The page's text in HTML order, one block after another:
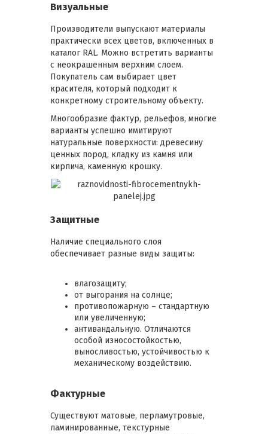
Визуальные
Производители выпускают материалы
практически всех цветов, включенных в
каталог RAL. Можно встретить варианты
с неокрашенным верхним слоем.
Покупатель сам выбирает цвет
красителя, который подходит к
конкретному строительному объекту.
Многообразие фактур, рельефов, многие
варианты успешно имитируют
натуральные поверхности: древесину
ценных пород, кладку из камня или
кирпича, каменную крошку.
Защитные
Наличие специального слоя
обеспечивает разные виды защиты:
влагозащиту;
от выгорания на солнце;
противопожарную – стандартную
или увеличенную;
антивандальную. Отличаются
особой износостойкостью,
выносливостью, устойчивостью к
механическому воздействию.
Фактурные
Существуют матовые, перламутровые,
ламинированные, текстурные